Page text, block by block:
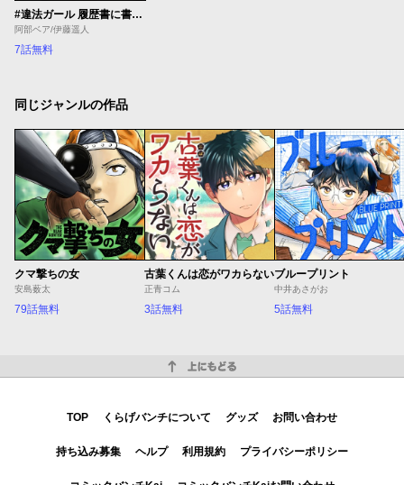
#違法ガール 履歴書に書けない私の裏バイト
阿部ベア/伊藤遥人
7話無料
同じジャンルの作品
クマ撃ちの女
安島薮太
79話無料
古葉くんは恋がワカらない
正青コム
3話無料
ブループリント
中井あさがお
5話無料
TOP くらげバンチについて グッズ お問い合わせ
持ち込み募集 ヘルプ 利用規約 プライバシーポリシー